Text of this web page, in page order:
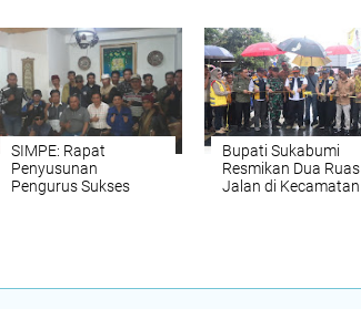
SIMPE: Rapat
Penyusunan
Pengurus Sukses
Bupati Sukabumi
Resmikan Dua Ruas
Jalan di Kecamatan